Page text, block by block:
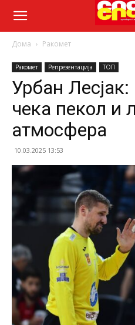
Дома Ракомет
Ракомет Репрезентација ТОП
Урбан
чека пекол и
атмосфера
10.03.2025 13:53